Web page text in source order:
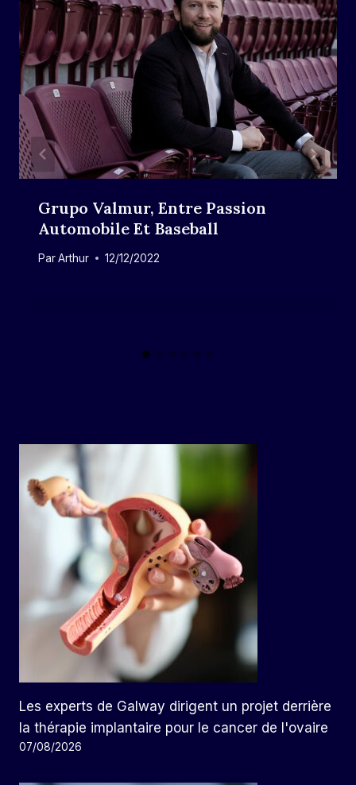
Grupo Valmur, Entre Passion
Automobile Et Baseball
ParArthur 12/12/2022
Les experts de Galway dirigent un projet derrière
la thérapie implantaire pour le cancer de l'ovaire
07/08/2026